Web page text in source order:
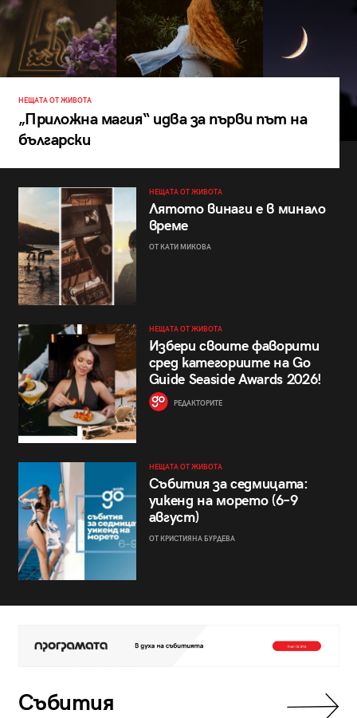
НЕЩАТА ОТ ЖИВОТА
„Приложна магия“ идва за първи път на
български
НЕЩАТА ОТ ЖИВОТА
Лятото винаги е в минало
време
ОТ КАТИ МИКОВА
НЕЩАТА ОТ ЖИВОТА
Избери своите фаворити
сред категориите на Go
Guide Seaside Awards 2026!
РЕДАКТОРИТЕ
НЕЩАТА ОТ ЖИВОТА
Събития за седмицата:
уикенд на морето (6–9
август)
ОТ КРИСТИЯНА БУРДЕВА
Събития